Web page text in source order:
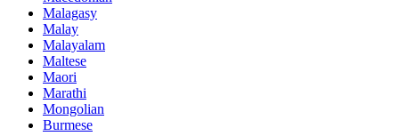
Malagasy
Malay
Malayalam
Maltese
Maori
Marathi
Mongolian
Burmese